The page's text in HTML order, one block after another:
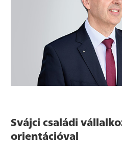
Svájci családi
orientációval